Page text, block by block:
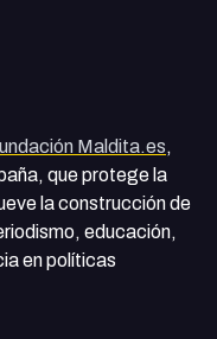
Maldita.es,
que protege la
la construcción de
educación,
en políticas